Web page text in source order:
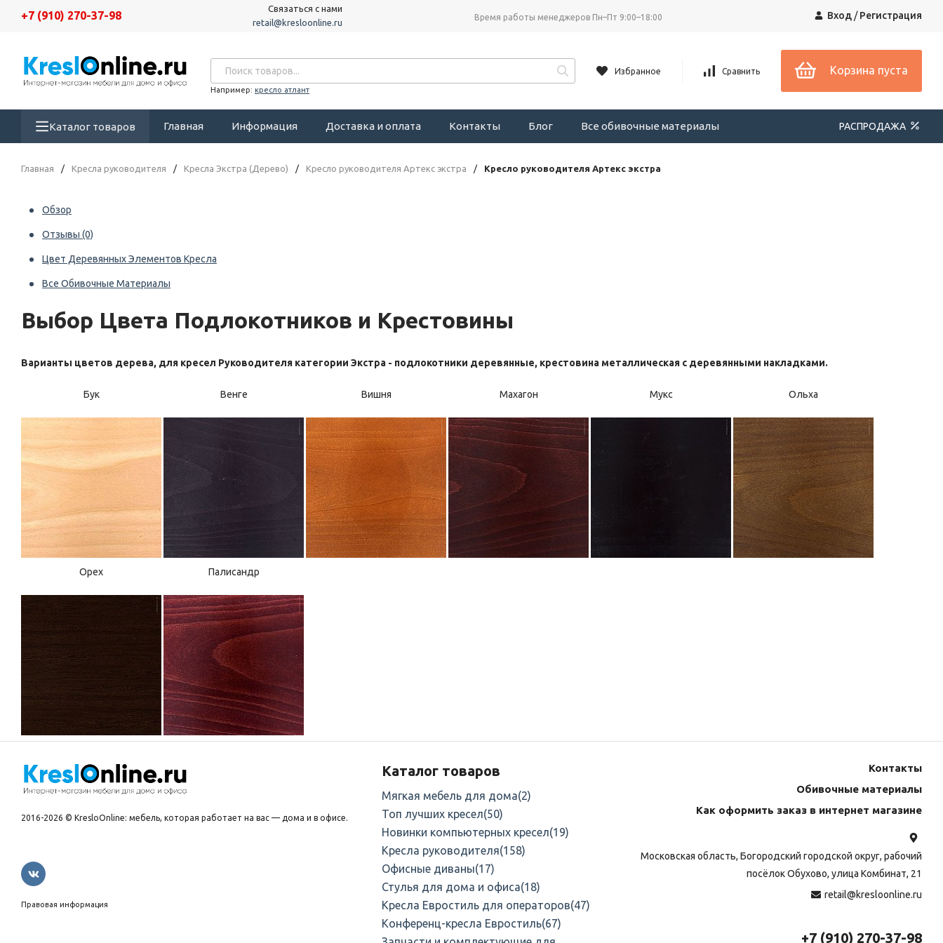
+7 (910) 270-37-98
Связаться с нами
retail@kresloonline.ru
Время работы менеджеров Пн–Пт 9:00–18:00 Вход/Регистрация
Например: кресло атлант
Избранное Сравнить Корзина пуста
Каталог товаров Главная Информация Доставка и оплата Контакты Блог Все обивочные материалы РАСПРОДАЖА
Главная / Кресла руководителя / Кресла Экстра (Дерево) / Кресло руководителя Артекс экстра / Кресло руководителя Артекс экстра
Обзор
Отзывы (0)
Цвет Деревянных Элементов Кресла
Все Обивочные Материалы
Выбор Цвета Подлокотников и Крестовины
Варианты цветов дерева, для кресел Руководителя категории Экстра - подлокотники деревянные, крестовина металлическая с деревянными накладками.
Бук Венге Вишня Махагон Мукс Ольха
Орех Палисандр
2016-2026 © KresloOnline: мебель, которая работает на вас — дома и в офисе.
Правовая информация
Каталог товаров
Мягкая мебель для дома(2)
Топ лучших кресел(50)
Новинки компьютерных кресел(19)
Кресла руководителя(158)
Офисные диваны(17)
Стулья для дома и офиса(18)
Кресла Евростиль для операторов(47)
Конференц-кресла Евростиль(67)
Контакты
Обивочные материалы
Как оформить заказ в интернет магазине
Московская область, Богородский городской округ, рабочий
посёлок Обухово, улица Комбинат, 21
retail@kresloonline.ru
+7 (910) 270-37-98